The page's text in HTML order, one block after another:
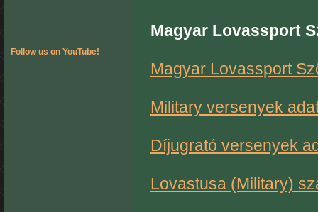
Follow us on YouTube!
Magyar Lovassport
Magyar Lovassport
Military versenyek
Díjugrató versenyek
Lovastusa (Military)